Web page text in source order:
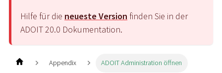
Hilfe für die neueste Version finden Sie in der
ADOIT20.0 Dokumentation.
Appendix ADOIT Administration öffnen